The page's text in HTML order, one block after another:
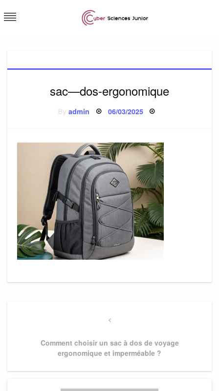
to
sac—dos-ergonomique
Byadmin Posted
06/03/2025
Previous
Comment choisir un sac à dos de voyage
ergonomique et imperméable ?